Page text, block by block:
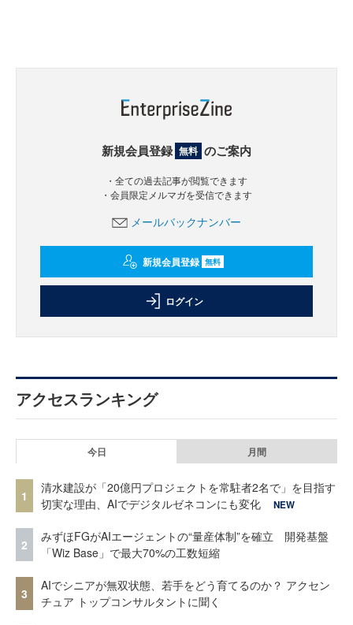
新規会員登録 無料 のご案内
・全ての過去記事が閲覧できます
・会員限定メルマガを受信できます
メールバックナンバー
新規会員登録 無料
ログイン
アクセスランキング
今日 月間
1
清水建設が「20億円プロジェクトを常駐者2名で」を目指す
切実な理由、AIでデジタルゼネコンにも変化
NEW
2
みずほFGがAIエージェントの“量産体制”を確立 開発基盤
「Wiz Base」で最大70%の工数短縮
3
AIでシニアが無双状態、若手をどう育てるのか？ アクセン
チュア トップコンサルタントに聞く